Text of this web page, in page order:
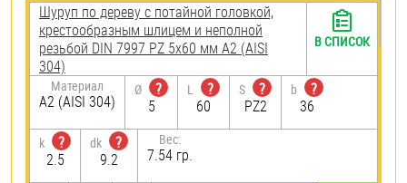
Шуруп по дереву с потайной головкой,
крестообразным шлицем и неполной
резьбой DIN 7997 PZ 5х60 мм А2 (AISI
304)
Материал
А2 (AISI 304)
Ø
?
5
L
?
60
S
?
PZ2
b
?
36
k
?
2.5
dk
?
9.2
Вес:
7.54 гр.
В СПИСОК